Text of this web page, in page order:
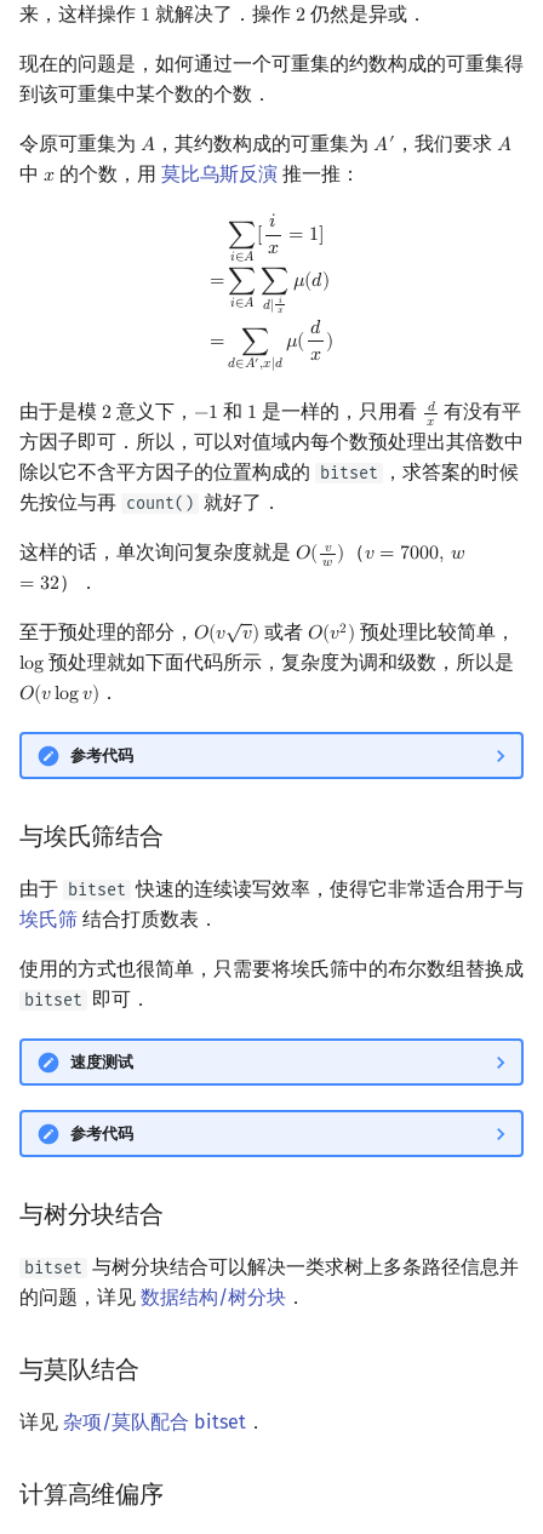
来，这样操作 1
1 就解决了．操作 2
2 仍然是异或．
现在的问题是，如何通过一个可重集的约数构成的可重集得
到该可重集中某个数的个数．
令原可重集为 𝐴
A ，其约数构成的可重集为 𝐴′
A′ ，我们要求 𝐴
A
中 𝑥
x 的个数，用莫比乌斯反演 推一推：
∑
𝑖∈𝐴
[ 𝑖
𝑥 = 1]
= ∑
𝑖∈𝐴
∑
𝑑| 𝑖
𝑥
𝜇(𝑑)
= ∑
𝑑∈𝐴′,𝑥|𝑑
𝜇( 𝑑
𝑥 )
A∑d|i x )=∑
由于是模 2
2 意义下， −1
−1 和 1
1 是一样的，只用看 𝑑
𝑥
dx有没有平
方因子即可．所以，可以对值域内每个数预处理出其倍数中
除以它不含平方因子的位置构成的
bitset
，求答案的时候
先按位与再 count() 就好了．
这样的话，单次询问复杂度就是 𝑂( 𝑣
𝑤 )
O(vw) （𝑣 = 7000, 𝑤
= 32
v=7000,w=32
）．
至于预处理的部分， 𝑂(𝑣
√
𝑣)
O(vv) 或者 𝑂(𝑣2)
O(v2) 预处理比较简单，
log
log 预处理就如下面代码所示，复杂度为调和级数，所以是
𝑂(𝑣log𝑣)
O(vlogv) ．
参考代码
与埃氏筛结合
由于 bitset 快速的连续读写效率，使得它非常适合用于与
埃氏筛 结合打质数表．
使用的方式也很简单，只需要将埃氏筛中的布尔数组替换成
bitset 即可．
速度测试
参考代码
与树分块结合
bitset 与树分块结合可以解决一类求树上多条路径信息并
的问题，详见 数据结构/树分块 ．
与莫队结合
详见 杂项/莫队配合 bitset ．
计算高维偏序